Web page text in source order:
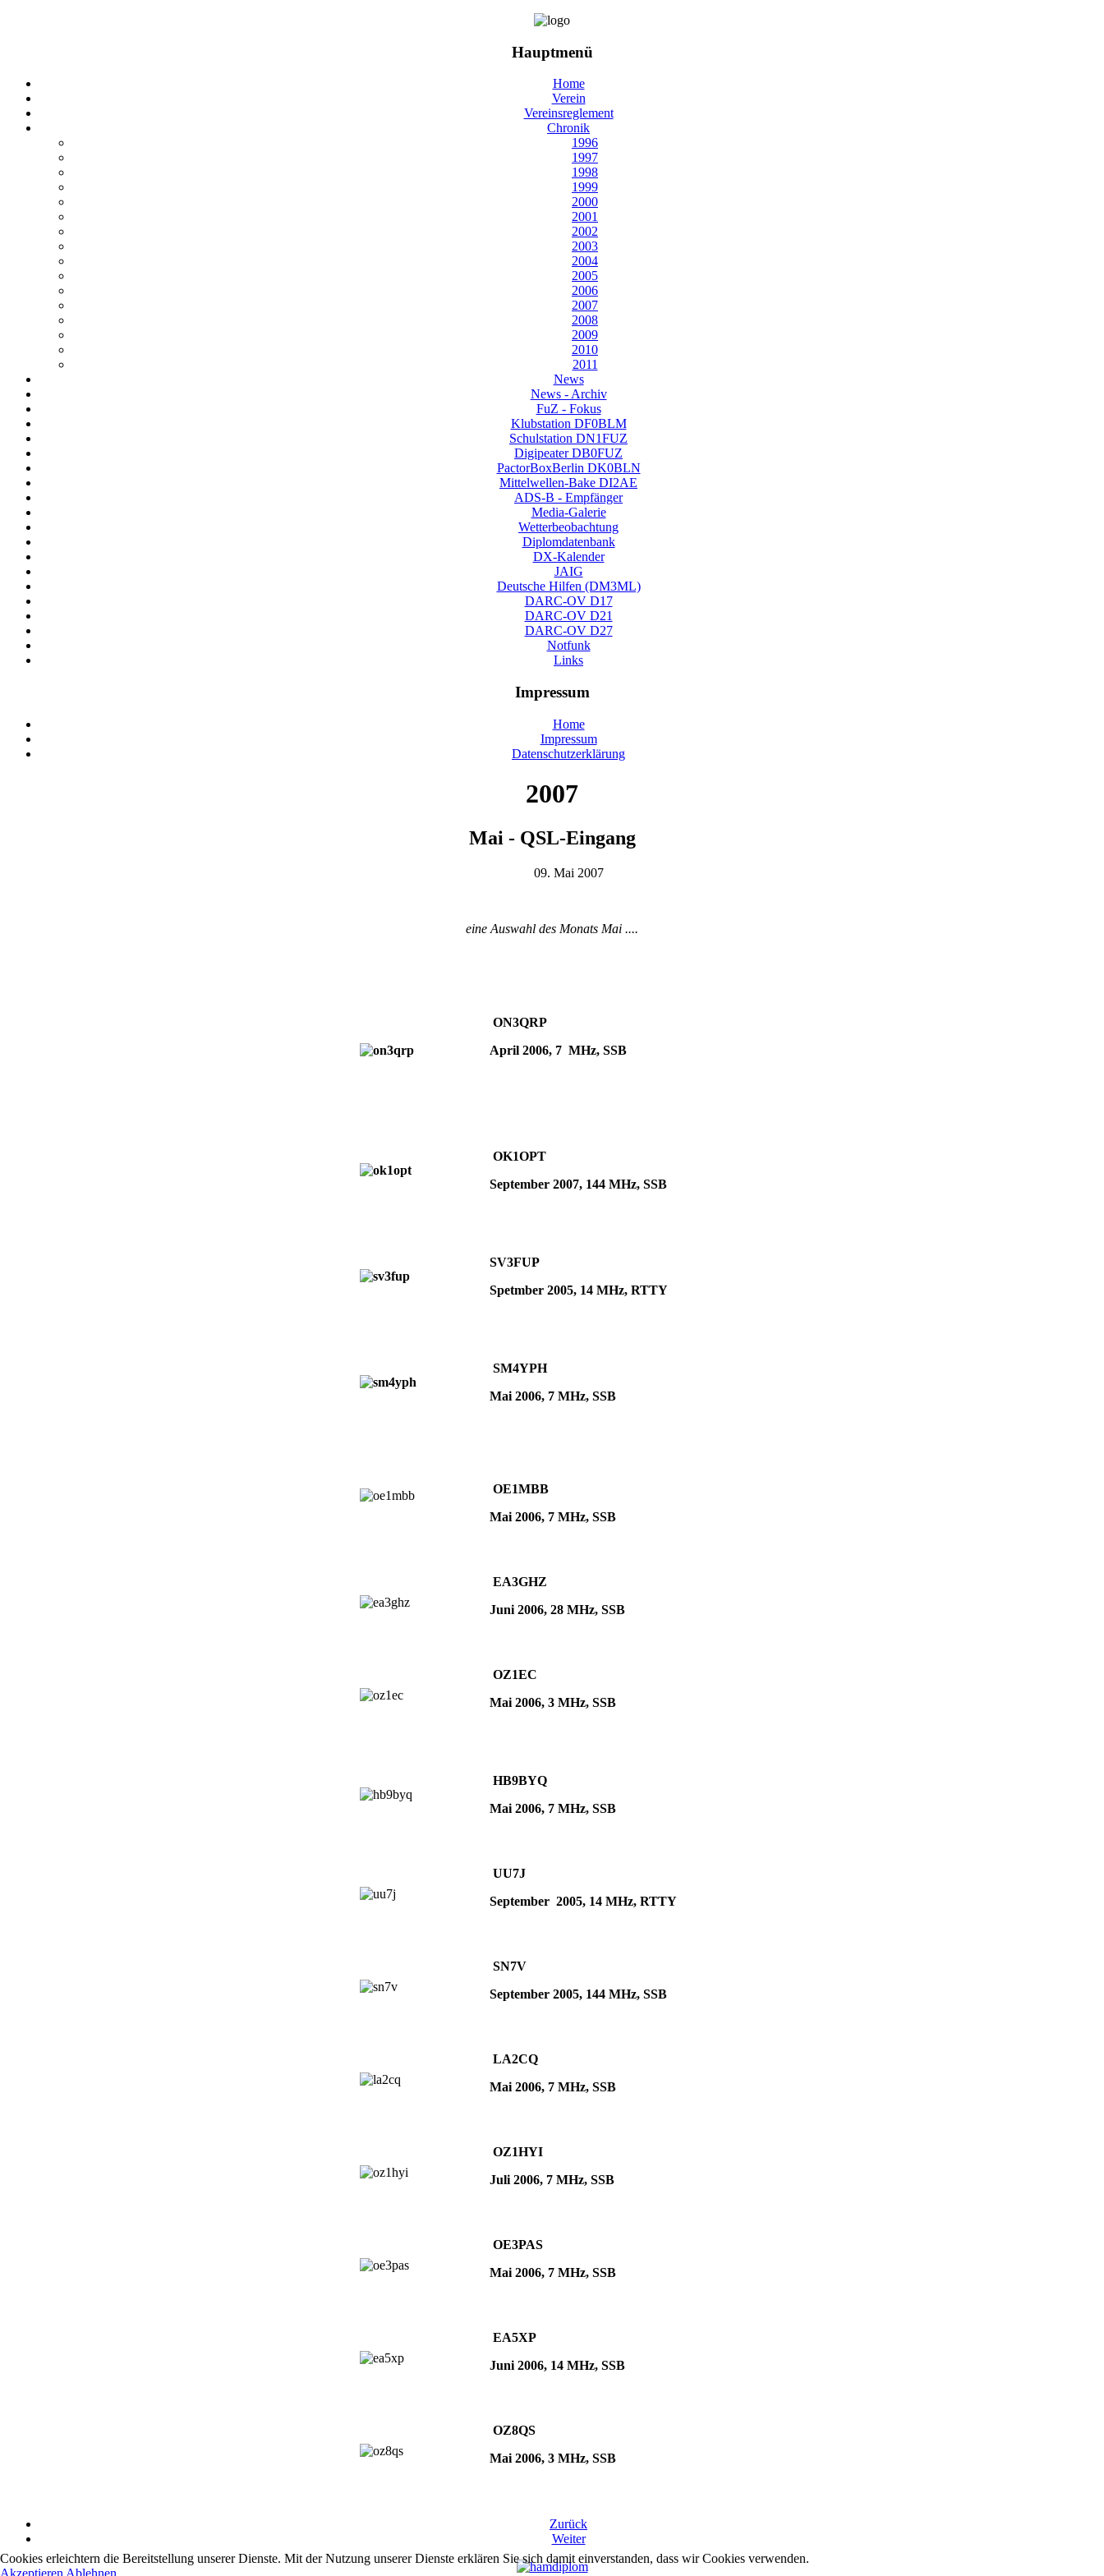
Hauptmenü
Home
Verein
Vereinsreglement
Chronik
1996
1997
1998
1999
2000
2001
2002
2003
2004
2005
2006
2007
2008
2009
2010
2011
News
News - Archiv
FuZ - Fokus
Klubstation DF0BLM
Schulstation DN1FUZ
Digipeater DB0FUZ
PactorBoxBerlin DK0BLN
Mittelwellen-Bake DI2AE
ADS-B - Empfänger
Media-Galerie
Wetterbeobachtung
Diplomdatenbank
DX-Kalender
JAIG
Deutsche Hilfen (DM3ML)
DARC-OV D17
DARC-OV D21
DARC-OV D27
Notfunk
Links
Impressum
Home
Impressum
Datenschutzerklärung
2007
Mai - QSL-Eingang
09. Mai 2007
eine Auswahl des Monats Mai ....
ON3QRP
April 2006, 7 MHz, SSB
OK1OPT
September 2007, 144 MHz, SSB
SV3FUP
Spetmber 2005, 14 MHz, RTTY
SM4YPH
Mai 2006, 7 MHz, SSB
OE1MBB
Mai 2006, 7 MHz, SSB
EA3GHZ
Juni 2006, 28 MHz, SSB
OZ1EC
Mai 2006, 3 MHz, SSB
HB9BYQ
Mai 2006, 7 MHz, SSB
UU7J
September 2005, 14 MHz, RTTY
SN7V
September 2005, 144 MHz, SSB
LA2CQ
Mai 2006, 7 MHz, SSB
OZ1HYI
Juli 2006, 7 MHz, SSB
OE3PAS
Mai 2006, 7 MHz, SSB
EA5XP
Juni 2006, 14 MHz, SSB
OZ8QS
Mai 2006, 3 MHz, SSB
Zurück
Weiter
Cookies erleichtern die Bereitstellung unserer Dienste. Mit der Nutzung unserer Dienste erklären Sie sich damit einverstanden, dass wir Cookies verwenden.
Akzeptieren Ablehnen